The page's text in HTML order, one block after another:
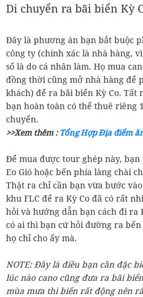
Di chuyển ra bãi biển Kỳ
Đây là phương án bạn bắt buộc
công ty (chính xác là nhà hàng,
số là do cá nhân làm. Họ mua
đồng thời cũng mở nhà hàng để
khách) để ra bãi biển Kỳ Co. Tất
bạn hoàn toàn có thể thuê riêng
chuyển.
>>Xem thêm : Tổng Hợp Địa điểm
Để mua được tour ghép này,
Eo Gió hoặc bến phía làng chài
Thật ra chỉ cần bạn vừa bước
khu FLC để ra Kỳ Co đã có rất
hỏi và hướng dẫn bạn cách đi ra
có ai thì bạn cứ hỏi đường ra
họ chỉ cho ấy mà.
NOTE: Đây là điều bạn cần đặc
lúc nào cano cũng đưa ra bãi
mùa mưa thì biển rất động nên